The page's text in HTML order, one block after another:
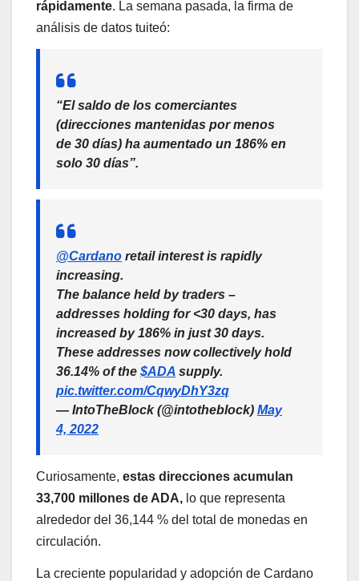
rápidamente. La semana pasada, la firma de
análisis de datos tuiteó:
“El saldo de los comerciantes
(direcciones mantenidas por menos
de 30 días) ha aumentado un 186% en
solo 30 días”.
@Cardano retail interest is rapidly
increasing.
The balance held by traders –
addresses holding for <30 days, has
increased by 186% in just 30 days.
These addresses now collectively hold
36.14% of the $ADA supply.
pic.twitter.com/CqwyDhY3zq
— IntoTheBlock (@intotheblock) May
4, 2022
Curiosamente, estas direcciones acumulan
33,700 millones de ADA, lo que representa
alrededor del 36,144 % del total de monedas en
circulación.
La creciente popularidad y adopción de Cardano